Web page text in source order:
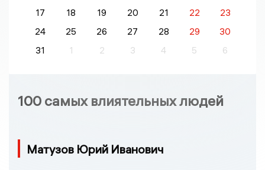
17
18 19 20 21 22
23
24
25 26 27 28 29
30
31
1 2 3 4 5 6
100 самых влиятельных людей
Матузов Юрий Иванович